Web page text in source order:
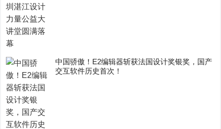
中国骄傲！E2编辑器斩获法国设计奖银奖，国产
交互软件历史首次！